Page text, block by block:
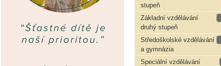
stupeň
Základní vzdělávání
druhý stupeň
Středoškolské vzdělávání
a gymnázia
Speciální vzdělávání